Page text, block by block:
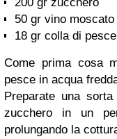
50 gr vino
18 gr colla di pesce
Come prima cosa
pesce in acqua
Preparate una
zucchero in un
prolungando la